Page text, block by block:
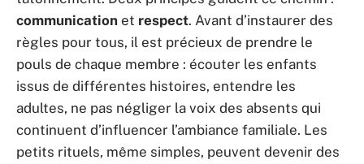
communication et respect. Avant d’instaurer des
règles pour tous, il est précieux de prendre le
pouls de chaque membre : écouter les enfants
issus de différentes histoires, entendre les
adultes, ne pas négliger la voix des absents qui
continuent d’influencer l’ambiance familiale. Les
petits rituels, même simples, peuvent devenir des